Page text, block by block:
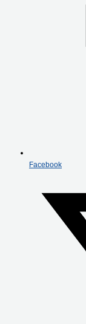
Facebook